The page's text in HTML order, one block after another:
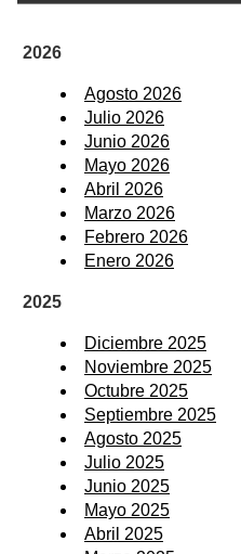
2026
Agosto 2026
Julio 2026
Junio 2026
Mayo 2026
Abril 2026
Marzo 2026
Febrero 2026
Enero 2026
2025
Diciembre 2025
Noviembre 2025
Octubre 2025
Septiembre 2025
Agosto 2025
Julio 2025
Junio 2025
Mayo 2025
Abril 2025